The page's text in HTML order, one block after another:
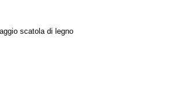
scatola di legno